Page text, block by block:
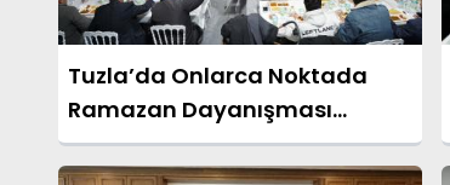
Tuzla’da Onlarca Noktada
Ramazan Dayanışması
Yaşandı